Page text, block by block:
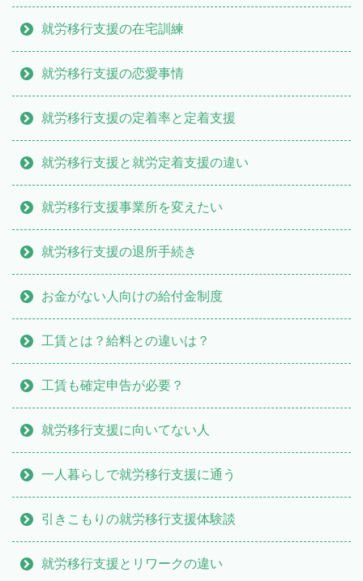
就労移行支援の在宅訓練
就労移行支援の恋愛事情
就労移行支援の定着率と定着支援
就労移行支援と就労定着支援の違い
就労移行支援事業所を変えたい
就労移行支援の退所手続き
お金がない人向けの給付金制度
工賃とは？給料との違いは？
工賃も確定申告が必要？
就労移行支援に向いてない人
一人暮らしで就労移行支援に通う
引きこもりの就労移行支援体験談
就労移行支援とリワークの違い